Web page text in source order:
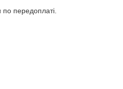
по передоплаті.